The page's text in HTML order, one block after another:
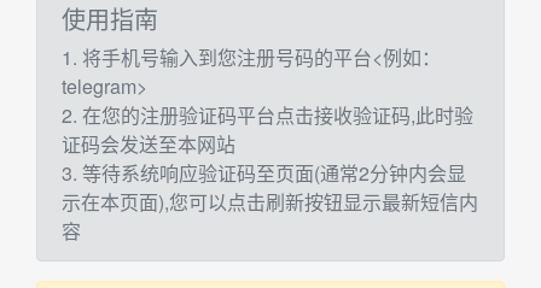
使用指南
1. 将手机号输入到您注册号码的平台<例如：
telegram>
2. 在您的注册验证码平台点击接收验证码,此时验
证码会发送至本网站
3. 等待系统响应验证码至页面(通常2分钟内会显
示在本页面),您可以点击刷新按钮显示最新短信内
容